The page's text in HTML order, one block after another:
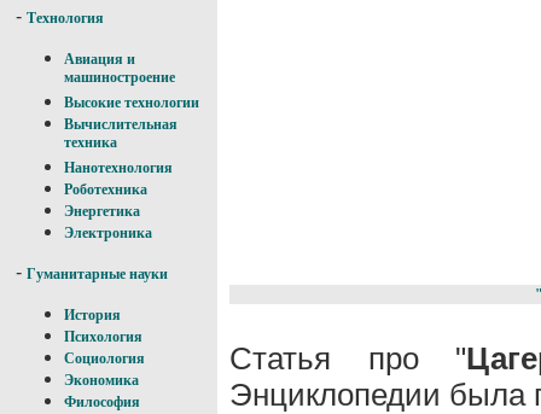
- Технология
Авиация и
машиностроение
Высокие технологии
Вычислительная
техника
Нанотехнология
Роботехника
Энергетика
Электроника
- Гуманитарные науки
История
Психология
Социология
Экономика
Философия
Статья про "
Энциклопедии была